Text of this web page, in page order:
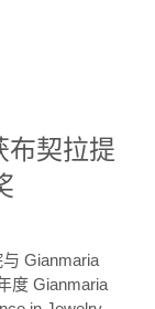
布契拉提
Gianmaria
度 Gianmaria